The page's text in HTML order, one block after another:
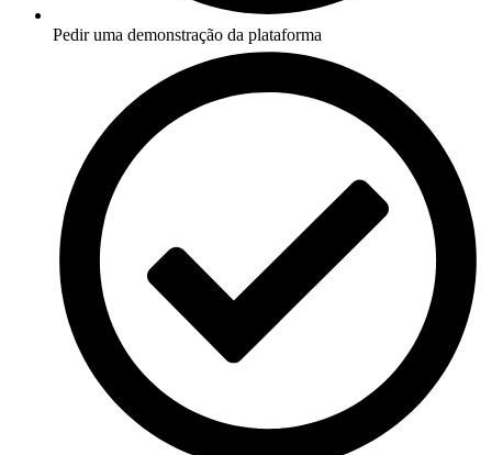
Pedir uma demonstração da plataforma